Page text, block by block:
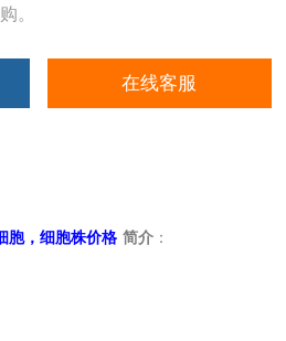
。
在线客服
胞，细胞株价格 简介 ：